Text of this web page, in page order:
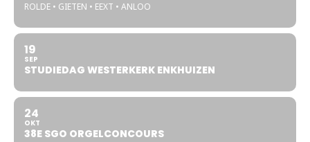
ROLDE • GIETEN • EEXT • ANLOO
19
SEP
STUDIEDAG WESTERKERK ENKHUIZEN
24
OKT
38E SGO ORGELCONCOURS